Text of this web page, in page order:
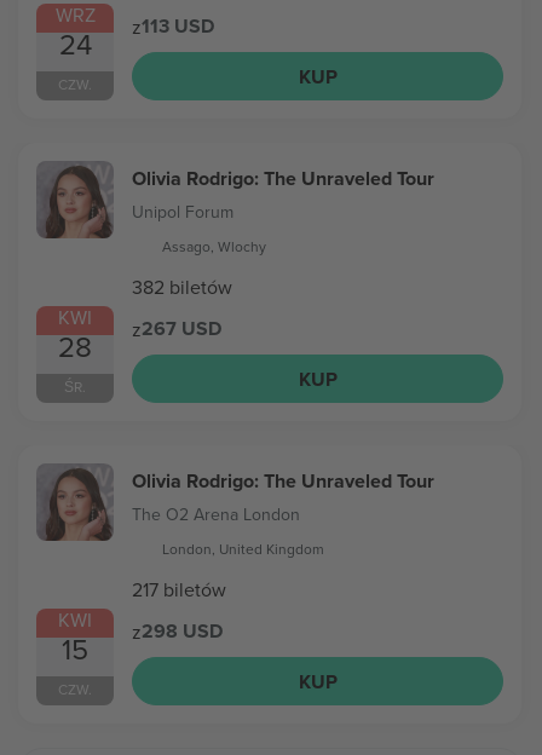
WRZ
24
CZW.
z113 USD
KUP
KWI
28
ŚR.
Olivia Rodrigo: The Unraveled Tour
Unipol Forum
Assago, Wlochy
382 biletów
z267 USD
KUP
KWI
15
CZW.
Olivia Rodrigo: The Unraveled Tour
The O2 Arena London
London, United Kingdom
217 biletów
z298 USD
KUP